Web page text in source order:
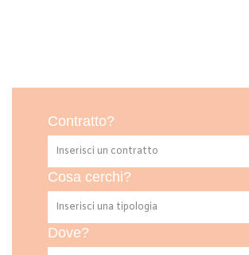
Contratto?
Cosa cerchi?
Dove?